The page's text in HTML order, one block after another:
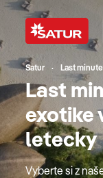
Satur Last
Last
exotike
letecky
Vyberte si z